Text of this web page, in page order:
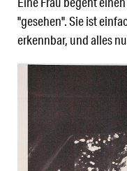
"gesehen". Sie ist
erkennbar, und alles